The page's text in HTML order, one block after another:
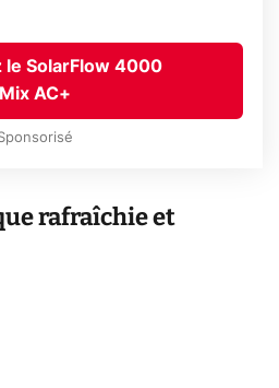
le SolarFlow 4000
Mix AC+
rafraîchie et